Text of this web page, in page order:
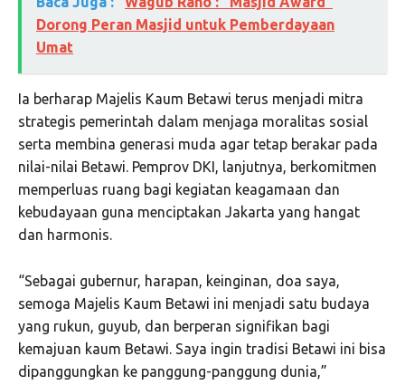
Dorong Peran Masjid untuk Pemberdayaan
Umat
Ia berharap Majelis Kaum Betawi terus menjadi mitra
strategis pemerintah dalam menjaga moralitas sosial
serta membina generasi muda agar tetap berakar pada
nilai-nilai Betawi. Pemprov DKI, lanjutnya, berkomitmen
memperluas ruang bagi kegiatan keagamaan dan
kebudayaan guna menciptakan Jakarta yang hangat
dan harmonis.
“Sebagai gubernur, harapan, keinginan, doa saya,
semoga Majelis Kaum Betawi ini menjadi satu budaya
yang rukun, guyub, dan berperan signifikan bagi
kemajuan kaum Betawi. Saya ingin tradisi Betawi ini bisa
dipanggungkan ke panggung-panggung dunia,”